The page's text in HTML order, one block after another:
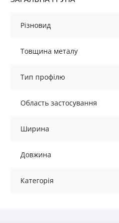
Різновид
Товщина металу
Тип профілю
Область застосування
Ширина
Довжина
Категорія